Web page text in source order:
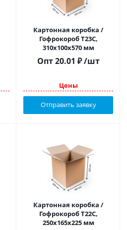
Картонная коробка /
Гофрокороб Т23С,
310х100х570 мм
Опт20.01 ₽ /шт
Цены
Отправить заявку
Картонная коробка /
Гофрокороб Т22C,
250х165х225 мм